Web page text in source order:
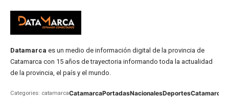
Datamarca es un medio de información digital de la provincia de
Catamarca con 15 años de trayectoria informando toda la actualidad
de la provincia, el país y el mundo.
Categories: catamarcaCatamarcaPortadasNacionalesDeportesCatamarca